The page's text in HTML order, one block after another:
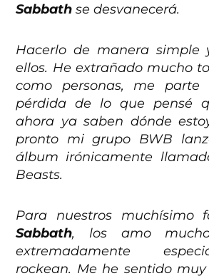
Sabbath se desvanecerá.
Hacerlo de manera simple
ellos. He extrañado mucho
como personas, me
pérdida de lo que pensé
ahora ya saben dónde
pronto mi grupo BWB
álbum irónicamente
Beasts.
Para nuestros muchísimo
Sabbath, los amo
extremadamente
rockean. Me he sentido